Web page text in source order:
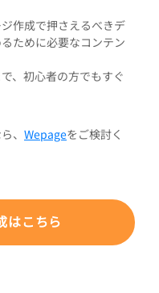
作成で押さえるべきデ
ために必要なコンテン
、初心者の方でもすぐ
、 Wepageをご検討く
はこちら